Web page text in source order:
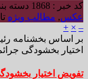
کد خبر : 1868 دسته
عکس, مطالب ویژه
–
×
+
بر اساس بخشنامه
اختیار بخشودگی